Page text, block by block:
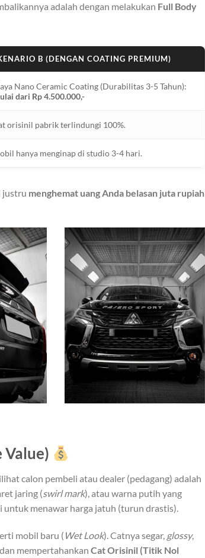
adalah dengan melakukan Full Body
B (DENGAN COATING PREMIUM)
Nano Ceramic Coating (Durabilitas 3-5 Tahun):
dari Rp 4.500.000,-
orisinil pabrik terlindungi 100%.
hanya menginap di studio 3-4 hari.
justru menghemat uang Anda belasan juta rupiah
Value)
calon pembeli atau dealer (pedagang) adalah
jaring (swirl mark), atau warna putih yang
untuk menawar harga jatuh (turun drastis).
mobil baru ( Wet Look). Catnya segar, glossy,
mempertahankan Cat Orisinil (Titik Nol